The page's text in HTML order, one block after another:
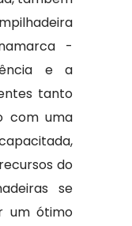
-
e a
tanto
com uma
do
se
um ótimo